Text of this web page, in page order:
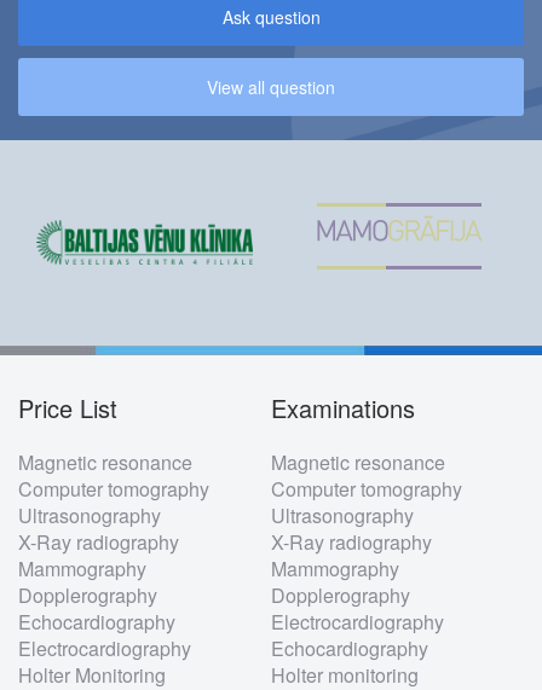
Ask question
View all question
Footer
menu
Price List
Magnetic resonance
Computer tomography
Ultrasonography
X-Ray radiography
Mammography
Dopplerography
Echocardiography
Electrocardiography
Holter Monitoring
Examinations
Magnetic resonance
Computer tomography
Ultrasonography
X-Ray radiography
Mammography
Dopplerography
Electrocardiography
Echocardiography
Holter monitoring